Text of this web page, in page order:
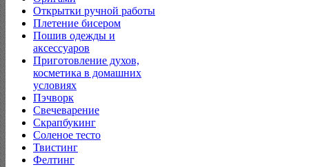
Открытки ручной работы
Плетение бисером
Пошив одежды и
аксессуаров
Приготовление духов,
косметика в домашних
условиях
Пэчворк
Свечеварение
Скрапбукинг
Соленое тесто
Твистинг
Фелтинг